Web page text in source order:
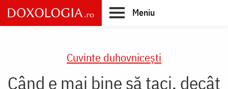
Skip
to
main
Meniu
Cuvinte duhovnicești
Când e mai bine să taci, decât